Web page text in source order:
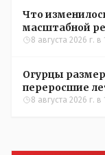
Что
масштабной
8 августа 2026 г. в
Огурцы
переросшие
зимой
8 августа 2026 г. в